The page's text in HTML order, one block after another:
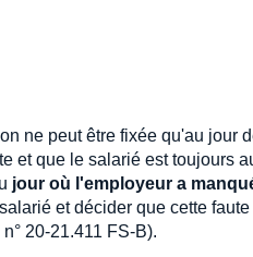
ne peut être fixée qu'au jour
et que le salarié est toujours
jour où l'employeur a
et décider que cette
20-21.411 FS-B).